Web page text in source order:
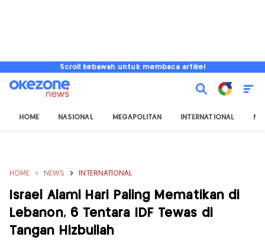
Scroll kebawah untuk membaca artikel
HOME NASIONAL MEGAPOLITAN INTERNATIONAL
HOME NEWS INTERNATIONAL
Israel Alami Hari Paling Mematikan di
Lebanon, 6 Tentara IDF Tewas di
Tangan Hizbullah